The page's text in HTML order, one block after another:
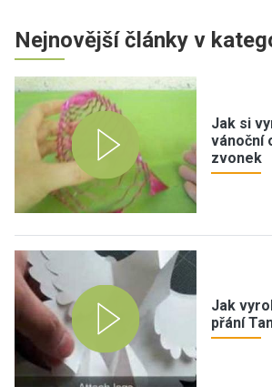
Nejnovější články v
Jak si
vánoční
zvonek
Jak
přání